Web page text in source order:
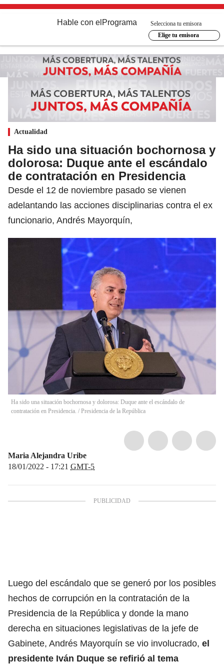
Hable con el Programa
Selecciona tu emisora
Elige tu emisora
Actualidad
Ha sido una situación bochornosa y
dolorosa: Duque ante el escándalo
de contratación en Presidencia
Desde el 12 de noviembre pasado se vienen
adelantando las acciones disciplinarias contra el ex
funcionario, Andrés Mayorquín,
Ha sido una situación bochornosa y dolorosa: Duque ante el escándalo de
contratación en Presidencia. / Presidencia de la República
Maria Alejandra Uribe
18/01/2022 - 17:21 GMT-5
Luego del escándalo que se generó por los posibles
hechos de corrupción en la contratación de la
Presidencia de la República y donde la mano
derecha en situaciones legislativas de la jefe de
Gabinete, Andrés Mayorquín se vio involucrado, el
presidente Iván Duque se refirió al tema